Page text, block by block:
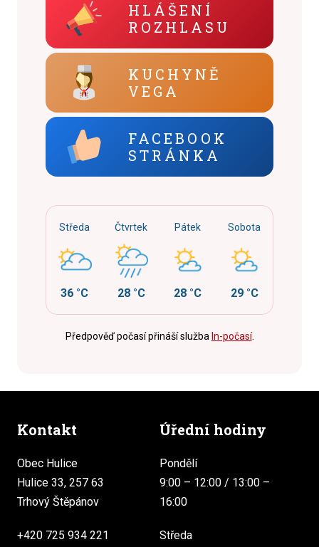
HLÁŠENÍ
ROZHLASU
KUCHYNĚ
VEGA
FACEBOOK
STRÁNKA
Středa
36 °C
Čtvrtek
28 °C
Pátek
28 °C
Sobota
29 °C
Předpověď počasí přináší služba In-počasí.
Kontakt
Obec Hulice
Hulice 33, 257 63
Trhový Štěpánov
+420 725 934 221
Úřední hodiny
Pondělí
9:00 – 12:00 / 13:00 –
16:00
Středa